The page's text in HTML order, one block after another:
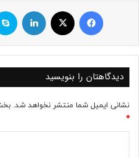
فیسبوک ایکس
دیدگاهتان را بنویسید
نشانی ایمیل شما منتشر نخواهد شد.
*